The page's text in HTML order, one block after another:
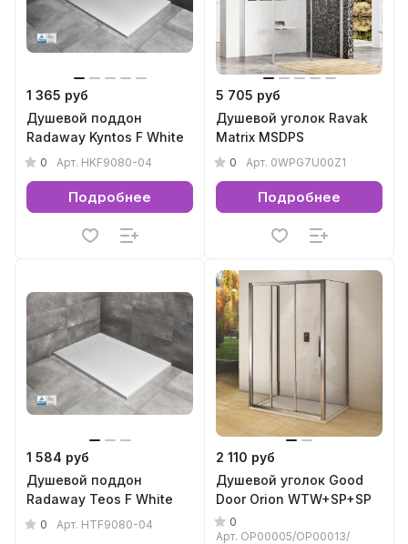
1 365 руб
Душевой поддон
Radaway Kyntos F White
0 Арт. HKF9080-04
Подробнее
5 705 руб
Душевой уголок Ravak
Matrix MSDPS
0 Арт. 0WPG7U00Z1
Подробнее
1 584 руб
Душевой поддон
Radaway Teos F White
0 Арт. HTF9080-04
2 110 руб
Душевой уголок Good
Door Orion WTW+SP+SP
0
Арт. ОР00005/ОР00013/